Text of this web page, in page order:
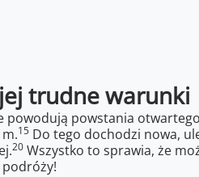
trudne warunki
powodują powstania
15Do tego dochodzi nowa,
20 Wszystko to sprawia, że
podróży!